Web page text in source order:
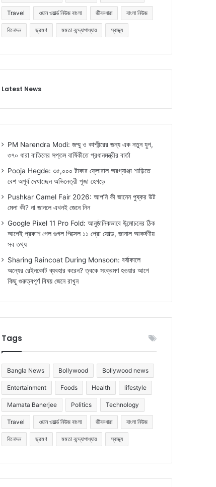
Travel ওয়ান ওয়ার্ল্ড নিউজ বাংলা জীবনধারা বাংলা নিউজ
বিনোদন ভ্রমণ মমতা বন্দ্যোপাধ্যায় স্বাস্থ্য
Latest News
PM Narendra Modi: জম্মু ও কাশ্মীরের জন্য এক নতুন যুগ,
৩৭০ ধারা বাতিলের সপ্তম বার্ষিকীতে প্রধানমন্ত্রীর বার্তা
Pooja Hegde: ৩৫,০০০ টাকার ফ্লোরাল অরগ্যাঞ্জা শাড়িতে
বেশ অপূর্ব দেখাচ্ছেন অভিনেত্রী পূজা হেগড়ে
Pushkar Camel Fair 2026: আপনি কী জানেন পুষ্কর উট
মেলা কী? না জানলে এখনই জেনে নিন
Google Pixel 11 Pro Fold: আনুষ্ঠানিকভাবে উন্মোচনের ঠিক
আগেই প্রকাশ পেল গুগল পিক্সেল ১১ প্রো ফোল্ড, জানাল আকর্ষণীয়
সব তথ্য
Sharing Raincoat During Monsoon: বর্ষাকালে
অন্যের রেইনকোট ব্যবহার করেন? ত্বকে সংক্রমণ হওয়ার আগে
কিছু গুরুত্বপূর্ণ বিষয় জেনে রাখুন
Tags
Bangla News Bollywood Bollywood news
Entertainment Foods Health lifestyle
Mamata Banerjee Politics Technology
Travel ওয়ান ওয়ার্ল্ড নিউজ বাংলা জীবনধারা বাংলা নিউজ
বিনোদন ভ্রমণ মমতা বন্দ্যোপাধ্যায় স্বাস্থ্য